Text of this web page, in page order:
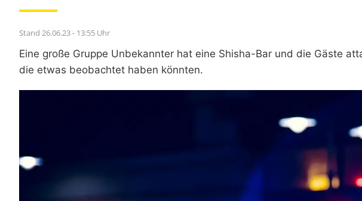
Stand 26.06.23 - 13:55 Uhr
Eine große Gruppe Unbekannter hat eine Shisha-Bar und die Gäste
die etwas beobachtet haben könnten.